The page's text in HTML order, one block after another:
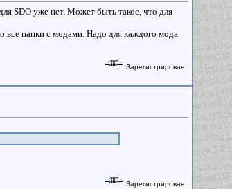
SDO уже нет. Может быть такое, что для
все папки с модами. Надо для каждого мода
Зарегистрирован
Зарегистрирован